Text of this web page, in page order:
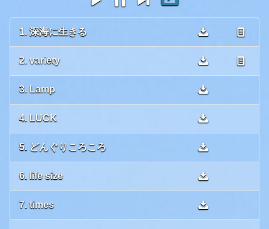
1. 深海に生きる
2. variety
3. Lamp
4. LUCK
5. どんぐりころころ
6. life size
7. times